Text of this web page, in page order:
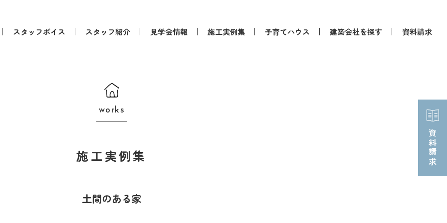
スタッフボイス スタッフ紹介 見学会情報 施工実例集 子育てハウス 建築会社を探す 資料請求
資料請求
works
施工実例集
土間のある家